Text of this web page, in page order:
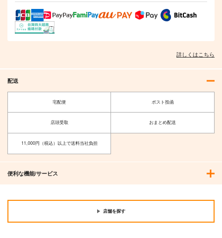
詳しくはこちら
配送
宅配便 ポスト投函
店頭受取 おまとめ配送
11,000円（税込）以上で送料当社負担
便利な機能/サービス
店舗を探す